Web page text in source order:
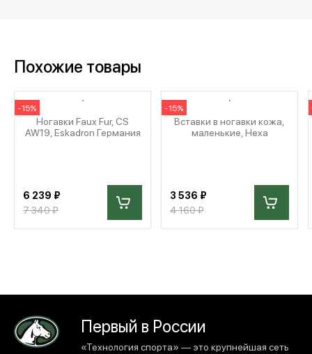
Похожие товары
-15%
Ногавки Faux Fur, CS
AW19, Eskadron Германия
6 239 ₽
7 340 ₽
-15%
Вставки в ногавки кожа,
маленькие, Hexa
3 536 ₽
4 160 ₽
Первый в России
«Технология спорта» — это крупнейшая сеть